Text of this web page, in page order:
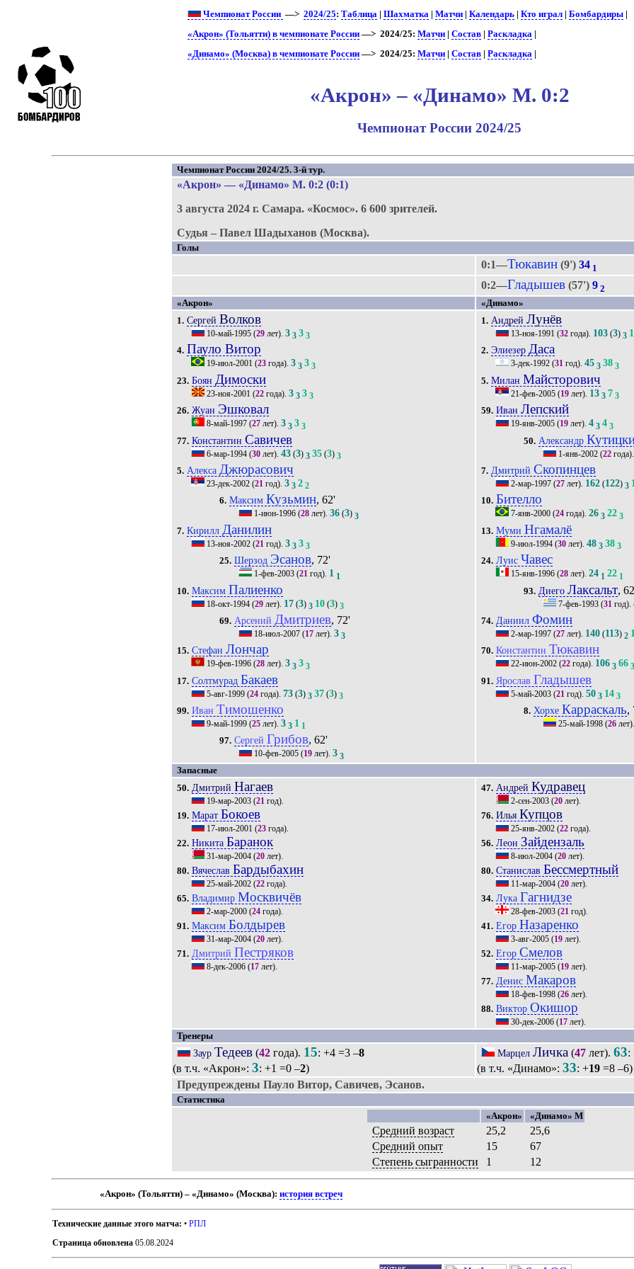
Чемпионат России —>2024/25:Таблица |Шахматка |Матчи |Календарь |Кто играл |Бомбардиры
«Акрон» (Тольятти) в чемпионате России —> 2024/25:Матчи |Состав |Раскладка |
«Динамо» (Москва) в чемпионате России —> 2024/25:Матчи |Состав |Раскладка |
«Акрон» – «Динамо» М. 0:2
Чемпионат России 2024/25
Чемпионат России 2024/25. 3-й тур.
«Акрон» — «Динамо» М. 0:2 (0:1)
3 августа 2024 г.Самара. «Космос».6 600 зрителей.
Судья – Павел Шадыханов (Москва).
Голы
0:1—Тюкавин (9')34 1
0:2—Гладышев (57')9 2
«Акрон»
«Динамо»
1. Сергей Волков
10-май-1995 (29 лет).3 3 3 3
4. Пауло Витор
19-июл-2001 (23 года).3 3 3 3
23. Боян Димоски
23-ноя-2001 (22 года).3 3 3 3
26. Жуан Эшковал
8-май-1997 (27 лет).3 3 3 3
77. КонстантинСавичев
6-мар-1994 (30 лет).43 (3) 3 35 (3) 3
5. Алекса Джюрасович
23-дек-2002 (21 год).3 3 2 2
6. МаксимКузьмин, 62'
1-июн-1996(28лет). 36(3) 3
7. Кирилл Данилин
13-ноя-2002 (21 год).3 3 3 3
25. Шерзод Эсанов, 72'
1-фев-2003(21год). 1 1
10. Максим Палиенко
18-окт-1994 (29 лет). 17 (3) 3 10 (3) 3
69. Арсений Дмитриев, 72'
18-июл-2007(17лет). 3 3
15. СтефанЛончар
19-фев-1996 (28 лет).3 3 3 3
17. Солтмурад Бакаев
5-авг-1999 (24 года).73 (3) 3 37 (3) 3
99. ИванТимошенко
9-май-1999 (25 лет).3 3 1 1
97. СергейГрибов, 62'
10-фев-2005(19лет). 3 3
1. АндрейЛунёв
13-ноя-1991 (32 года). 103 (3) 3
2. ЭлиезерДаса
3-дек-1992 (31 год).45 3 38 3
5. Милан Майсторович
21-фев-2005 (19 лет). 13 3 7 3
59. ИванЛепский
19-янв-2005 (19 лет).4 3 4 3
50. Александр
1-янв-2002(22года).
7. ДмитрийСкопинцев
2-мар-1997 (27 лет). 162 (122) 3
10. Бителло
7-янв-2000 (24 года).26 3 22 3
13. Муми Нгамалё
9-июл-1994 (30 лет).48 3 38 3
24. Луис Чавес
15-янв-1996 (28 лет).24 1 22 1
93. ДиегоЛаксальт,
7-фев-1993(31 год).
74. ДаниилФомин
2-мар-1997 (27 лет). 140 (113) 2
70. КонстантинТюкавин
22-июн-2002 (22 года). 106 3 66 3
91. Ярослав Гладышев
5-май-2003 (21 год).50 3 14 3
8. Хорхе Карраскаль,
25-май-1998(26лет).
Запасные
50. Дмитрий Нагаев
19-мар-2003 (21 год).
19. Марат Бокоев
17-июл-2001 (23 года).
22. Никита Баранок
31-мар-2004 (20 лет).
80. Вячеслав Бардыбахин
25-май-2002 (22 года).
65. Владимир Москвичёв
2-мар-2000 (24 года).
91. Максим Болдырев
31-мар-2004 (20 лет).
71. Дмитрий Пестряков
8-дек-2006 (17 лет).
47. Андрей Кудравец
2-сен-2003 (20 лет).
76. Илья Купцов
25-янв-2002 (22 года).
56. Леон Зайдензаль
8-июл-2004 (20 лет).
80. Станислав Бессмертный
11-мар-2004 (20 лет).
34. Лука Гагнидзе
28-фев-2003 (21 год).
41. Егор Назаренко
3-авг-2005 (19 лет).
52. ЕгорСмелов
11-мар-2005 (19 лет).
77. Денис Макаров
18-фев-1998 (26 лет).
88. ВикторОкишор
30-дек-2006 (17 лет).
Тренеры
ЗаурТедеев (42 года). 15: +4 =3 –8
(в т.ч. «Акрон»: 3: +1 =0 –2)
МарцелЛичка (47 лет).63:
(в т.ч. «Динамо»: 33: +19=8 –6)
Предупреждены Пауло Витор, Савичев, Эсанов.
Статистика
«Акрон»
«Динамо» М
Средний возраст 25,2
25,6
Средний опыт
15
67
Степень сыгранности
1 12
«Акрон» (Тольятти) – «Динамо» (Москва): история встреч
Технические данные этого матча: •РПЛ
Страница обновлена 05.08.2024